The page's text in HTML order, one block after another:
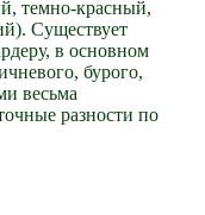
темно-красный,
Существует
в основном
бурого,
весьма
разности по